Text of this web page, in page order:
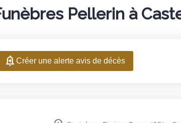
Pellerin à
Créer une alerte avis de décès